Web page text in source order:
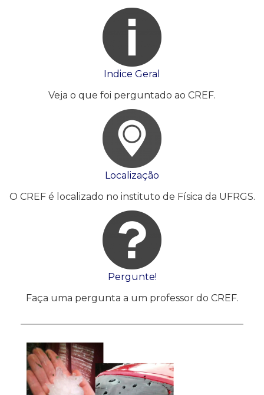
Indice Geral
Veja o que foi perguntado ao CREF.
Localização
O CREF é localizado no instituto de Física da UFRGS.
Pergunte!
Faça uma pergunta a um professor do CREF.